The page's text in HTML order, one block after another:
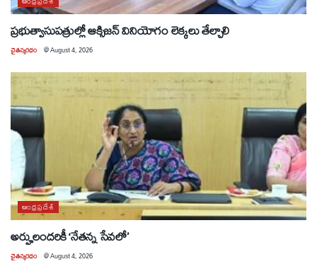
ప్రభుత్వాసుపత్రుల్లో ఆక్సిజన్ వినియోగం లెక్కలు తేల్చాలి
చైతన్యరధం @August 4, 2026
ఆంధ్రప్రదేశ్
అర్హులందరికీ ‘నేతన్న సేవలో’
చైతన్యరధం @August 4, 2026